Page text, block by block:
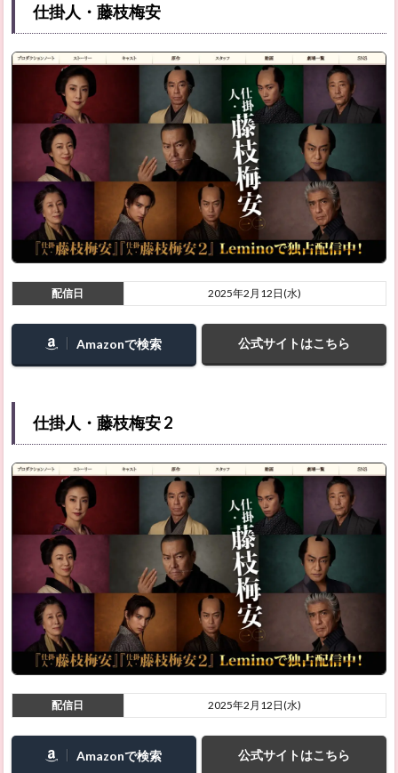
仕掛人・藤枝梅安
配信日 2025年2月12日(水)
Amazonで検索 公式サイトはこちら
仕掛人・藤枝梅安 2
配信日 2025年2月12日(水)
Amazonで検索 公式サイトはこちら